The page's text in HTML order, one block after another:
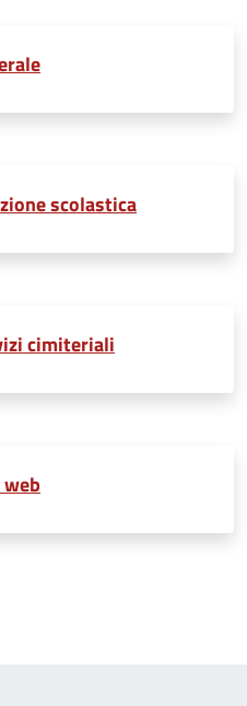
scolastica
cimiteriali